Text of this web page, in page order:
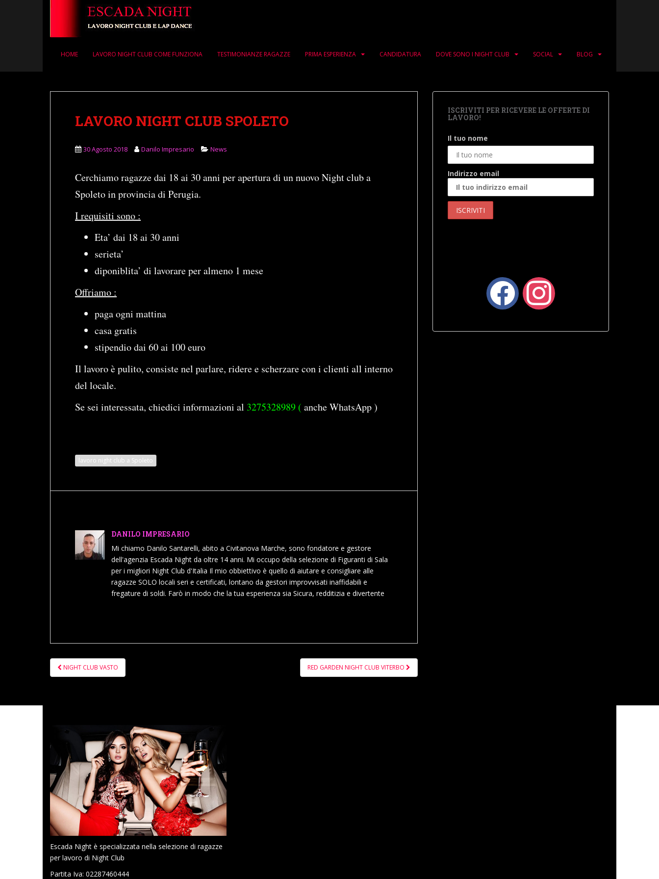
m
HOME LAVORO NIGHT CLUB COME FUNZIONA TESTIMONIANZE RAGAZZE PRIMA ESPERIENZA CANDIDATURA DOVE SONO I NIGHT CLUB SOCIAL BLOG
LAVORO NIGHT CLUB SPOLETO
30 Agosto 2018 Danilo Impresario News
Cerchiamo ragazze dai 18 ai 30 anni per apertura di un nuovo Night club a
Spoleto in provincia di Perugia.
I requisiti sono :
Eta’ dai 18 ai 30 anni
serieta’
diponiblita’ di lavorare per almeno 1 mese
Offriamo :
paga ogni mattina
casa gratis
stipendio dai 60 ai 100 euro
Il lavoro è pulito, consiste nel parlare, ridere e scherzare con i clienti all interno
del locale.
Se sei interessata, chiedici informazioni al 3275328989 ( anche WhatsApp )
lavoro night club a Spoleto
DANILO IMPRESARIO
Mi chiamo Danilo Santarelli, abito a Civitanova Marche, sono fondatore e gestore
dell'agenzia Escada Night da oltre 14 anni. Mi occupo della selezione di Figuranti di Sala
per i migliori Night Club d'Italia Il mio obbiettivo è quello di aiutare e consigliare alle
ragazze SOLO locali seri e certificati, lontano da gestori improvvisati inaffidabili e
fregature di soldi. Farò in modo che la tua esperienza sia Sicura, redditizia e divertente
Navigazione
articoli
NIGHT CLUB VASTO RED GARDEN NIGHT CLUB VITERBO
ISCRIVITI PER RICEVERE LE OFFERTE DI
LAVORO!
Il tuo nome
Indirizzo email
facebook instagram
Escada Night è specializzata nella selezione di ragazze
per lavoro di Night Club
Partita Iva: 02287460444